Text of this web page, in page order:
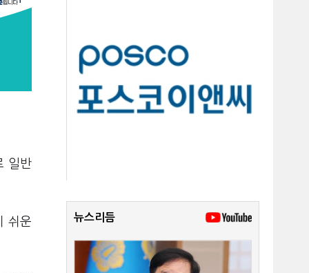
일반
쉬운 뉴스리듬